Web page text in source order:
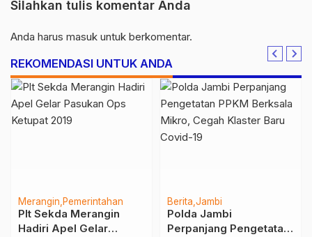
Silahkan tulis komentar Anda
Anda harus masuk untuk berkomentar.
REKOMENDASI UNTUK ANDA
Merangin Pemerintahan
Plt Sekda Merangin
Hadiri Apel Gelar
Berita Jambi
Polda Jambi
Perpanjang Pengetatan